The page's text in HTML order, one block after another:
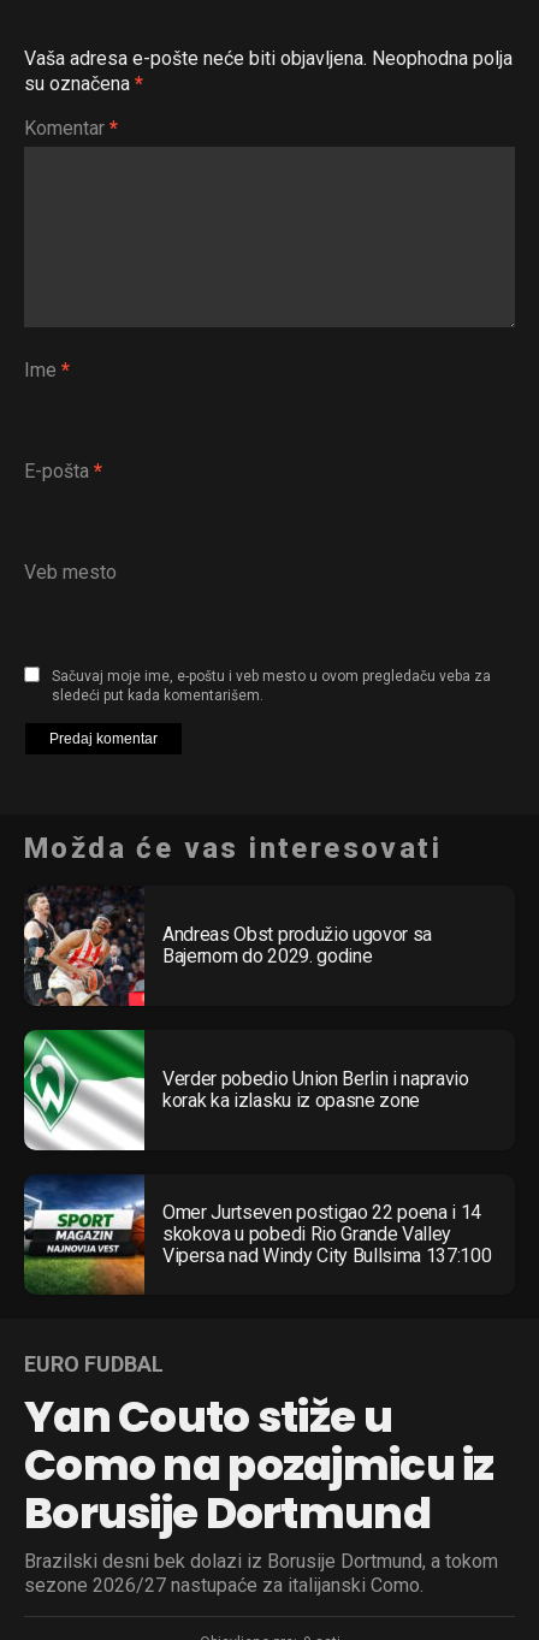
Vaša adresa e-pošte neće biti objavljena. Neophodna polja
su označena *
Komentar *
Ime *
E-pošta *
Veb mesto
Sačuvaj moje ime, e-poštu i veb mesto u ovom pregledaču veba za
sledeći put kada komentarišem.
Možda će vas interesovati
Andreas Obst produžio ugovor sa
Bajernom do 2029. godine
Verder pobedio Union Berlin i napravio
korak ka izlasku iz opasne zone
Omer Jurtseven postigao 22 poena i 14
skokova u pobedi Rio Grande Valley
Vipersa nad Windy City Bullsima 137:100
EURO FUDBAL
Yan Couto stiže u
Como na pozajmicu iz
Borusije Dortmund
Brazilski desni bek dolazi iz Borusije Dortmund, a tokom
sezone 2026/27 nastupaće za italijanski Como.